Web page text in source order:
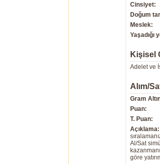
Cinsiyet:
Doğum
Meslek:
Yaşadığı
Kişisel
Adelet ve
Alım/
Gram
Puan:
T. Puan:
Açıklama:
Al/Sat
göre